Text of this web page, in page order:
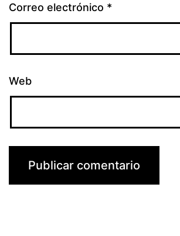
Correo electrónico *
Web